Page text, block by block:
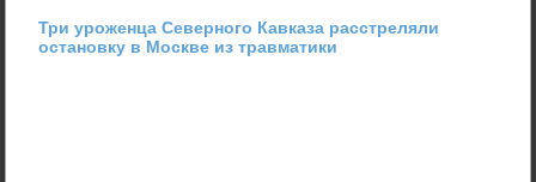
Три уроженца Северного Кавказа расстреляли
остановку в Москве из травматики